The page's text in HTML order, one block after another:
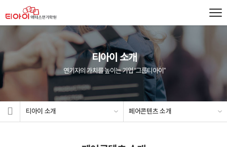
티아이 소개
연기자의 가치를 높이는 기업 “그룹티아이”
티아이 소개 페어콘텐츠 소개